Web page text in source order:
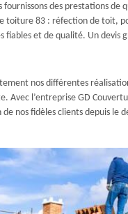
des prestations de
toiture 83 : réfection de toit,
fiables et de qualité. Un devis
nos différentes
Avec l’entreprise GD
nos fidèles clients depuis le